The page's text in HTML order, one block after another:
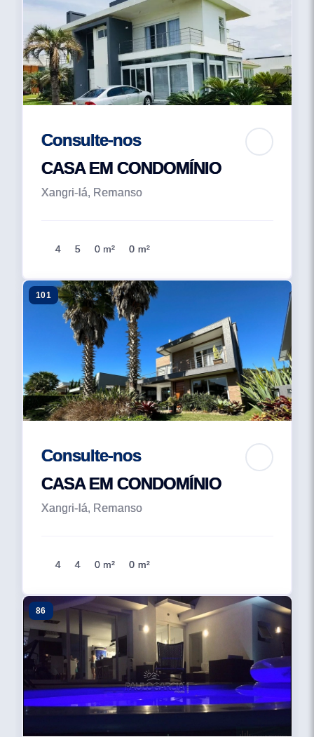
Consulte-nos
CASA EM CONDOMÍNIO
Xangri-lá, Remanso
4 5 0 m² 0 m²
101
Consulte-nos
CASA EM CONDOMÍNIO
Xangri-lá, Remanso
4 4 0 m² 0 m²
86